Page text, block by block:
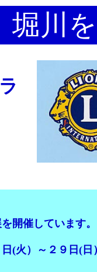
堀川
催しています。
）～２９日(日